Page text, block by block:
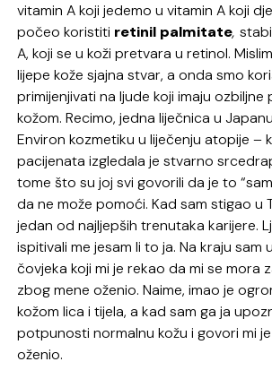
vitamin A koji jedemo u vitamin A koji
počeo koristiti retinil palmitate,
A, koji se u koži pretvara u retinol.
lijepe kože sjajna stvar, a onda smo
primijenjivati na ljude koji imaju ozbiljne
kožom. Recimo, jedna liječnica u
Environ kozmetiku u liječenju atopije –
pacijenata izgledala je stvarno
tome što su joj svi govorili da je to
da ne može pomoći. Kad sam stigao u
jedan od najljepših trenutaka karijere.
ispitivali me jesam li to ja. Na kraju
čovjeka koji mi je rekao da mi se mora
zbog mene oženio. Naime, imao je
kožom lica i tijela, a kad sam ga ja
potpunosti normalnu kožu i govori mi
oženio.